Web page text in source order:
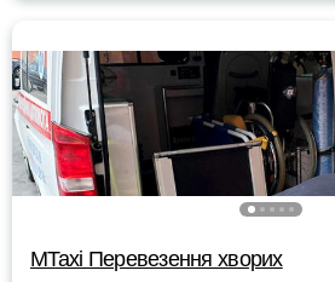
MTaxi Перевезення хворих